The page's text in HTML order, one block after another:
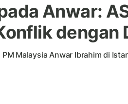
Anwar:
dengan
Malaysia Anwar Ibrahim di